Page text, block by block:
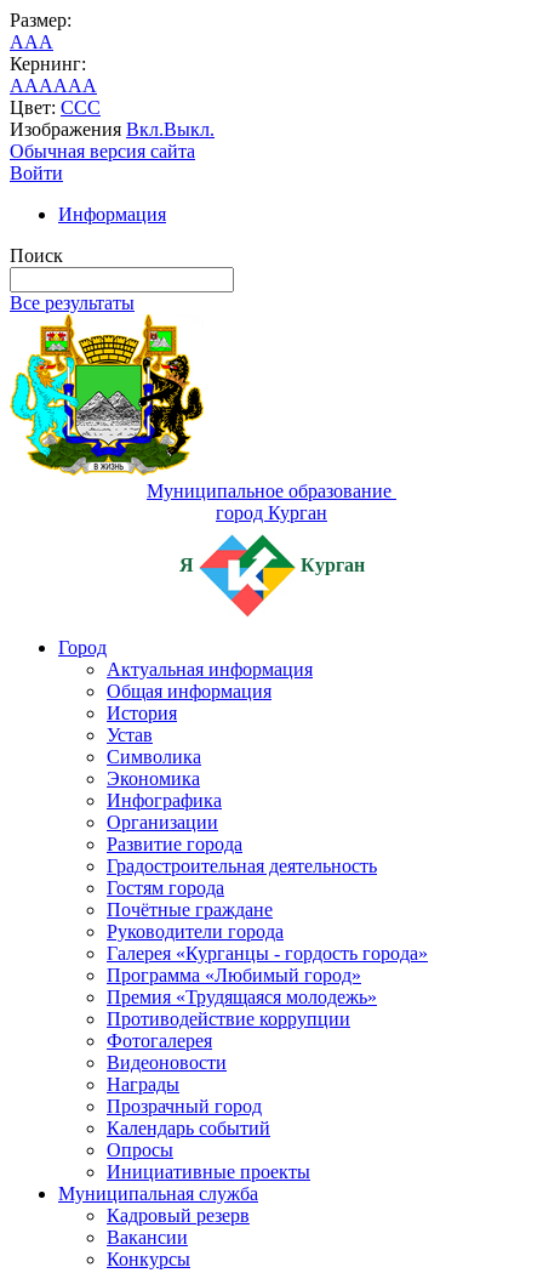
Размер:
AAA
Кернинг:
AAAAAA
Цвет: CCC
Изображения Вкл.Выкл.
Обычная версия сайта
Войти
Информация
Поиск
Все результаты
Муниципальное образование
город Курган
Я Курган
Город
Актуальная информация
Общая информация
История
Устав
Символика
Экономика
Инфографика
Организации
Развитие города
Градостроительная деятельность
Гостям города
Почётные граждане
Руководители города
Галерея «Курганцы - гордость города»
Программа «Любимый город»
Премия «Трудящаяся молодежь»
Противодействие коррупции
Фотогалерея
Видеоновости
Награды
Прозрачный город
Календарь событий
Опросы
Инициативные проекты
Муниципальная служба
Кадровый резерв
Вакансии
Конкурсы